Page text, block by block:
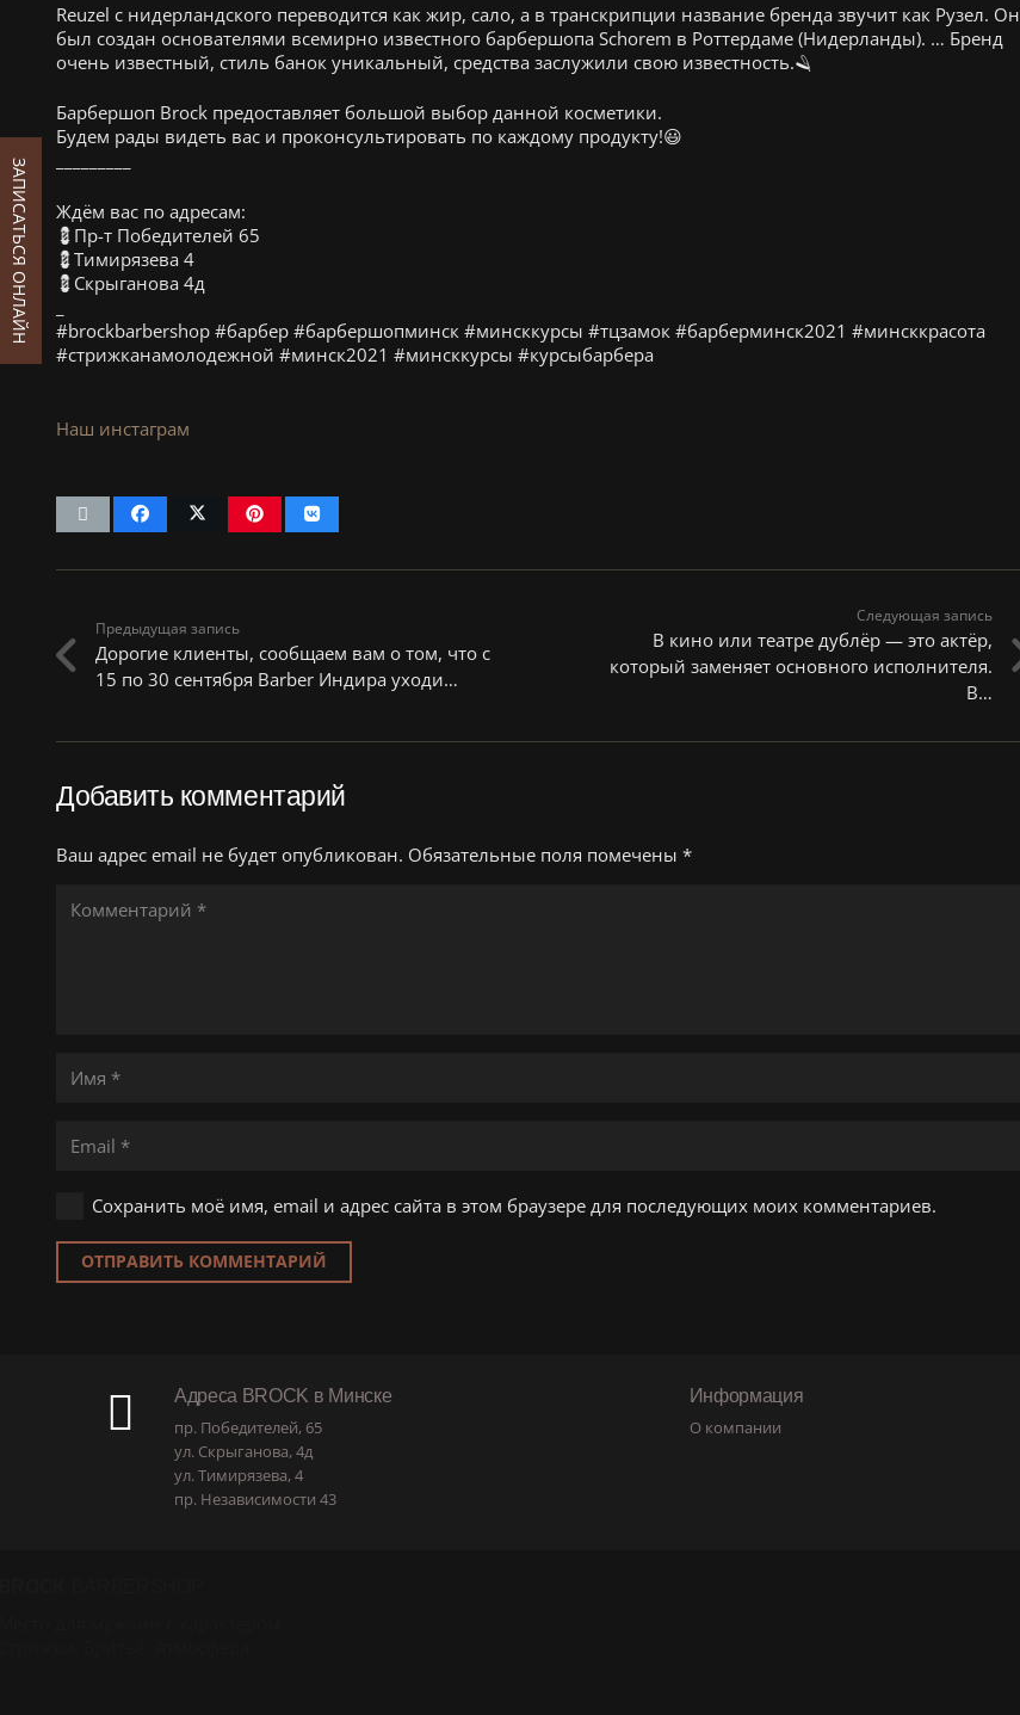
Reuzel с нидерландского переводится как жир, сало, а в транскрипции название бренда звучит как Рузел. Он
был создан основателями всемирно известного барбершопа Schorem в Роттердаме (Нидерланды). … Бренд
очень известный, стиль банок уникальный, средства заслужили свою известность.🪒
Барбершоп Brock предоставляет большой выбор данной косметики.
Будем рады видеть вас и проконсультировать по каждому продукту!😃
Ждём вас по адресам:
💈Пр-т Победителей 65
💈Тимирязева 4
💈Скрыганова 4д
#brockbarbershop #барбер #барбершопминск #минсккурсы #тцзамок #барберминск2021 #минсккрасота
#стрижканамолодежной #минск2021 #минсккурсы #курсыбарбера
Наш инстаграм
Предыдущая запись
Дорогие клиенты, сообщаем вам о том, что с
15 по 30 сентября Barber Индира уходи…
Следующая запись
В кино или театре дублёр — это актёр,
который заменяет основного исполнителя.
В…
Добавить комментарий
Ваш адрес email не будет опубликован. Обязательные поля помечены *
Сохранить моё имя, email и адрес сайта в этом браузере для последующих моих комментариев.
ОТПРАВИТЬ КОММЕНТАРИЙ
Адреса BROCK в Минске
пр. Победителей, 65
ул. Скрыганова, 4д
ул. Тимирязева, 4
пр. Независимости 43
Информация
О компании
ЗАПИСАТЬСЯ ОНЛАЙН